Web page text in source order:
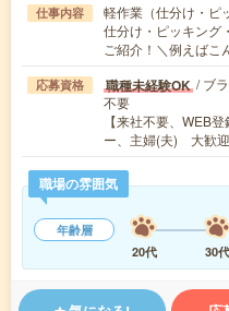
仕事内容
軽作業（仕分け・ピ
仕分け・ピッキング
ご紹介！＼例えば
応募資格 職種未経験OK / ブ
不要
【来社不要、WEB
ー、主婦(夫) 大歓
職場の雰囲気
年齢層
20代
30代